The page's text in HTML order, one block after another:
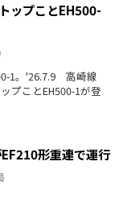
ップことEH500-
1。'26.7.9 高崎線
プことEH500-1が登
形重連で運行